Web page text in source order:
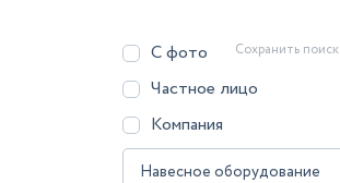
С фото
Частное лицо
Компания
Навесное оборудование
Сохранить поиск